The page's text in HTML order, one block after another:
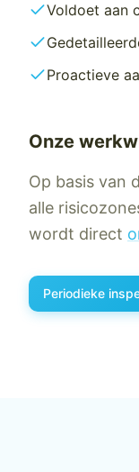
Voldoet aan
Proactieve
Onze
Op basis van
alle
wordt direct
Periodieke